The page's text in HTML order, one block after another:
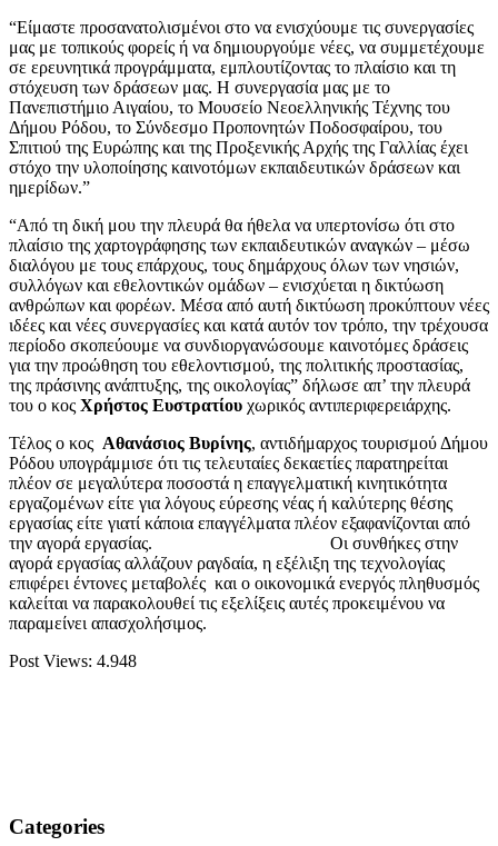
“Είμαστε προσανατολισμένοι στο να ενισχύουμε τις συνεργασίες
μας με τοπικούς φορείς ή να δημιουργούμε νέες, να συμμετέχουμε
σε ερευνητικά προγράμματα, εμπλουτίζοντας το πλαίσιο και τη
στόχευση των δράσεων μας. Η συνεργασία μας με το
Πανεπιστήμιο Αιγαίου, το Μουσείο Νεοελληνικής Τέχνης του
Δήμου Ρόδου, το Σύνδεσμο Προπονητών Ποδοσφαίρου, του
Σπιτιού της Ευρώπης και της Προξενικής Αρχής της Γαλλίας έχει
στόχο την υλοποίησης καινοτόμων εκπαιδευτικών δράσεων και
ημερίδων.”
“Από τη δική μου την πλευρά θα ήθελα να υπερτονίσω ότι στο
πλαίσιο της χαρτογράφησης των εκπαιδευτικών αναγκών – μέσω
διαλόγου με τους επάρχους, τους δημάρχους όλων των νησιών,
συλλόγων και εθελοντικών ομάδων – ενισχύεται η δικτύωση
ανθρώπων και φορέων. Μέσα από αυτή δικτύωση προκύπτουν νέες
ιδέες και νέες συνεργασίες και κατά αυτόν τον τρόπο, την τρέχουσα
περίοδο σκοπεύουμε να συνδιοργανώσουμε καινοτόμες δράσεις
για την προώθηση του εθελοντισμού, της πολιτικής προστασίας,
της πράσινης ανάπτυξης, της οικολογίας” δήλωσε απ’ την πλευρά
του ο κος Χρήστος Ευστρατίου χωρικός αντιπεριφερειάρχης.
Τέλος ο κος Αθανάσιος Βυρίνης, αντιδήμαρχος τουρισμού Δήμου
Ρόδου υπογράμμισε ότι τις τελευταίες δεκαετίες παρατηρείται
πλέον σε μεγαλύτερα ποσοστά η επαγγελματική κινητικότητα
εργαζομένων είτε για λόγους εύρεσης νέας ή καλύτερης θέσης
εργασίας είτε γιατί κάποια επαγγέλματα πλέον εξαφανίζονται από
την αγορά εργασίας. Οι συνθήκες στην
αγορά εργασίας αλλάζουν ραγδαία, η εξέλιξη της τεχνολογίας
επιφέρει έντονες μεταβολές και ο οικονομικά ενεργός πληθυσμός
καλείται να παρακολουθεί τις εξελίξεις αυτές προκειμένου να
παραμείνει απασχολήσιμος.
Post Views: 4.948
Categories